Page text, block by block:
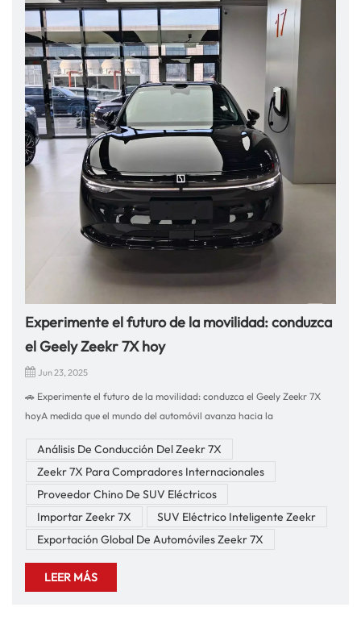
Experimente el futuro de la movilidad: conduzca
el Geely Zeekr 7X hoy
Jun 23, 2025
🚗 Experimente el futuro de la movilidad: conduzca el Geely Zeekr 7X
hoyA medida que el mundo del automóvil avanza hacia la
referente en el mercado de SUV eléctricos de alto rendimiento.
Diseñado con elegancia, concebido para la excelencia y equipado con
tecnología EV de vanguardia, el Zeekr 7X es más que un simple vehículo:
es una revolución en el estilo de vida.⚡ Experiencia de conducción y
propulsión eléctrico: el torque instantáneo proporciona una aceleración
potente desde cero, lo que hace que incorporarse a la autopista sea
Análisis De Conducción Del Zeekr 7X
Zeekr 7X Para Compradores Internacionales
Proveedor Chino De SUV Eléctricos
Importar Zeekr 7X
SUV Eléctrico Inteligente Zeekr
Exportación Global De Automóviles Zeekr 7X
LEER MÁS